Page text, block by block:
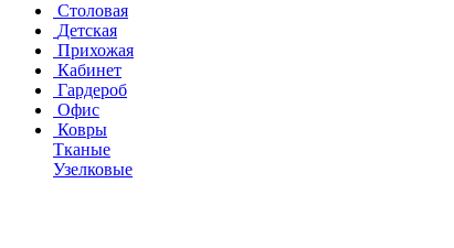
Столовая
Детская
Прихожая
Кабинет
Гардероб
Офис
Ковры
Тканые
Узелковые